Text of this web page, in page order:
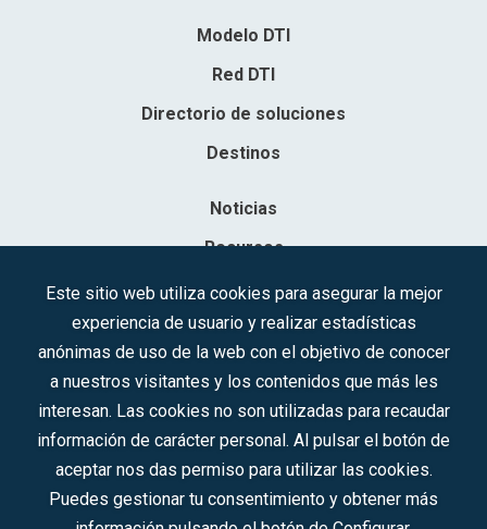
Modelo DTI
Red DTI
Directorio de soluciones
Destinos
Noticias
Recursos
Contacto
Sociedad Mercantil Estatal para la Gestión de la Innovación y las
Inscrita en el R.M. de Madrid, T, 12593, Se. 8, F. 129, H. 201.307.
C.I.F.: A-81/874.984
Síguenos en redes sociales:
Este sitio web utiliza cookies para asegurar la mejor
experiencia de usuario y realizar estadísticas
anónimas de uso de la web con el objetivo de conocer
a nuestros visitantes y los contenidos que más les
interesan. Las cookies no son utilizadas para recaudar
información de carácter personal. Al pulsar el botón de
aceptar nos das permiso para utilizar las cookies.
Puedes gestionar tu consentimiento y obtener más